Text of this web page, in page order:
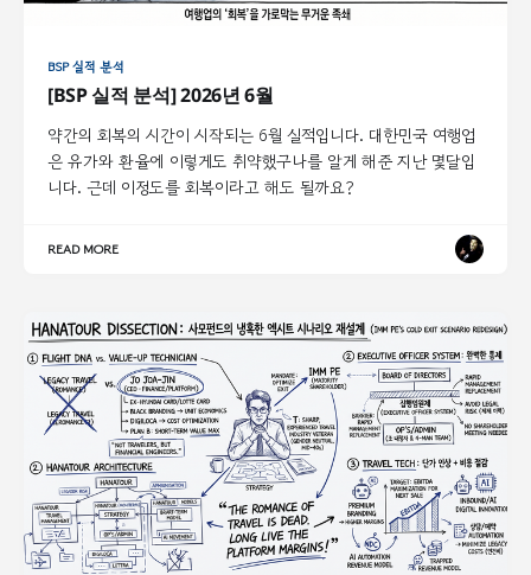
BSP 실적 분석
[BSP 실적 분석] 2026년 6월
약간의 회복의 시간이 시작되는 6월 실적입니다. 대한민국 여행업
은 유가와 환율에 이렇게도 취약했구나를 알게 해준 지난 몇달입
니다. 근데 이정도를 회복이라고 해도 될까요?
READ MORE